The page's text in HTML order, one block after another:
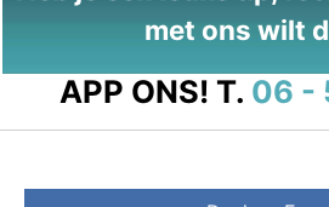
met ons wilt
APP ONS! T. 06 -